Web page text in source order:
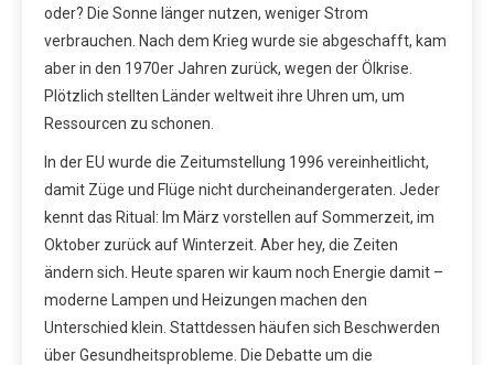
oder? Die Sonne länger nutzen, weniger Strom
verbrauchen. Nach dem Krieg wurde sie abgeschafft, kam
aber in den 1970er Jahren zurück, wegen der Ölkrise.
Plötzlich stellten Länder weltweit ihre Uhren um, um
Ressourcen zu schonen.
In der EU wurde die Zeitumstellung 1996 vereinheitlicht,
damit Züge und Flüge nicht durcheinandergeraten. Jeder
kennt das Ritual: Im März vorstellen auf Sommerzeit, im
Oktober zurück auf Winterzeit. Aber hey, die Zeiten
ändern sich. Heute sparen wir kaum noch Energie damit –
moderne Lampen und Heizungen machen den
Unterschied klein. Stattdessen häufen sich Beschwerden
über Gesundheitsprobleme. Die Debatte um die